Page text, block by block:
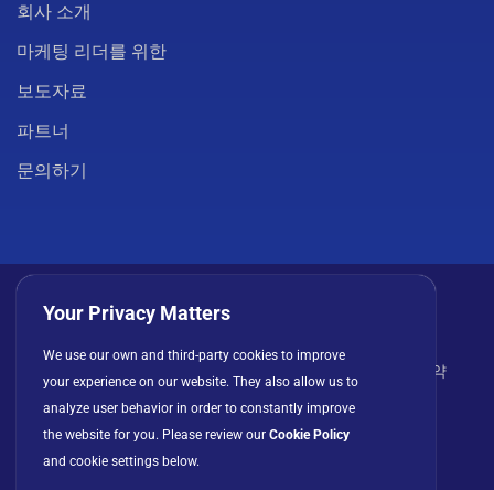
회사 소개
마케팅 리더를 위한
보도자료
파트너
문의하기
라이선스 계약
Your Privacy Matters
We use our own and third-party cookies to improve
your experience on our website. They also allow us to
analyze user behavior in order to constantly improve
the website for you. Please review our Cookie Policy
and cookie settings below.